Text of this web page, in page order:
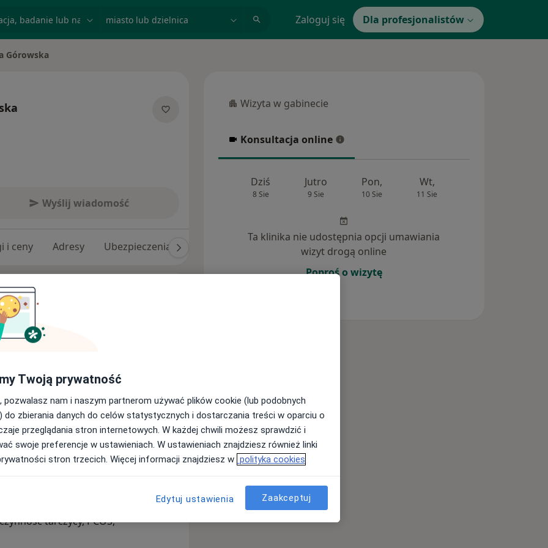
Zaloguj się Dla profesjonalistów
Górowska
Wyślij wiadomość
i ceny Adresy Ubezpieczenia
dietetykiem
Uniwersytet Medyczny oraz
licznych kursach i szkoleniach z
wsparcia psychodietetycznego
- to obszar,
swoich
technologii żywności i
skład i jakość produktów, z
miałam możliwość
zdrowotnymi m.in.:
tarczycy, PCOS,
Wizyta w gabinecie
Wizyta w gabinecie
Konsultacja online
Konsultacja online
Dziś
8 Sie
Jutro
9 Sie
Pon,
10 Sie
Wt,
11 Sie
Ta klinika nie udostępnia opcji umawiania
wizyt drogą online
Poproś o wizytę
Twoją prywatność
pozwalasz nam i naszym partnerom używać plików cookie (lub podobnych
do zbierania danych do celów statystycznych i dostarczania treści w oparciu o
przeglądania stron internetowych. W każdej chwili możesz sprawdzić i
swoje preferencje w ustawieniach. W ustawieniach znajdziesz również linki
stron trzecich. Więcej informacji znajdziesz w polityka cookies
Edytuj ustawienia Zaakceptuj